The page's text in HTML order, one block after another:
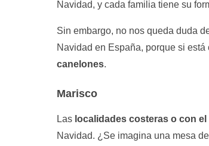
Navidad, y cada familia tiene su
Sin embargo, no nos queda duda
Navidad en España, porque si
canelones.
Marisco
Las localidades costeras o con
Navidad. ¿Se imagina una mesa